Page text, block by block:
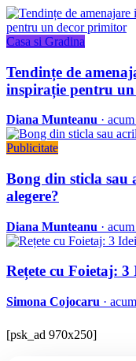
Casa si Gradina
Tendințe de
inspirație pentru
Diana Munteanu ·
Publicitate
Bong din sticla sau
alegere?
Diana Munteanu ·
Rețete cu Foietaj:
Simona Cojocaru ·
[psk_ad 970x250]